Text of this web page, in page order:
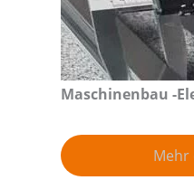
Maschinenbau -
Mehr